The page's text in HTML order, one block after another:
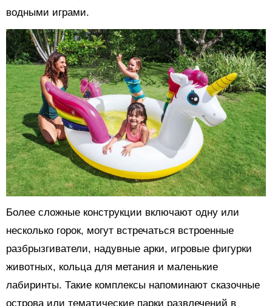
водными играми.
Более сложные конструкции включают одну или
несколько горок, могут встречаться встроенные
разбрызгиватели, надувные арки, игровые фигурки
животных, кольца для метания и маленькие
лабиринты. Такие комплексы напоминают сказочные
острова или тематические парки развлечений в